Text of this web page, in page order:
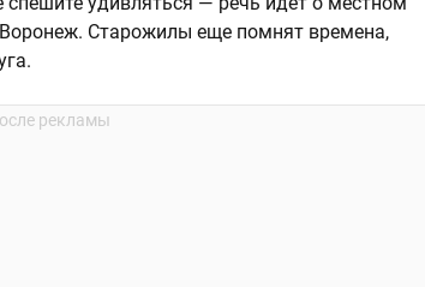
Старожилы еще помнят времена,